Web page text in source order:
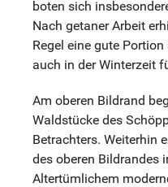
boten sich
Nach getaner Arbeit
Regel eine gute
auch in der Winterzeit
Am oberen Bildrand
Waldstücke des
Betrachters. Weiterhin
des oberen Bildrandes
Altertümlichem